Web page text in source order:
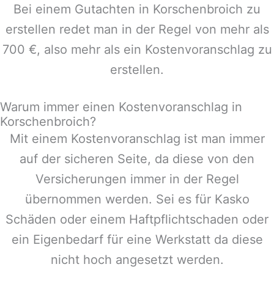
Bei einem Gutachten in Korschenbroich zu
erstellen redet man in der Regel von mehr als
700 €, also mehr als ein Kostenvoranschlag zu
erstellen.
Warum immer einen Kostenvoranschlag in
Korschenbroich?
Mit einem Kostenvoranschlag ist man immer
auf der sicheren Seite, da diese von den
Versicherungen immer in der Regel
übernommen werden. Sei es für Kasko
Schäden oder einem Haftpflichtschaden oder
ein Eigenbedarf für eine Werkstatt da diese
nicht hoch angesetzt werden.